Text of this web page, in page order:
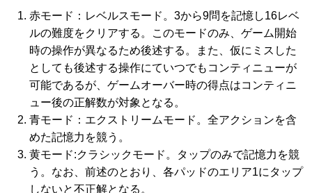
赤モード：レベルスモード。3から9問を記憶し16レベ
ルの難度をクリアする。このモードのみ、ゲーム開始
時の操作が異なるため後述する。また、仮にミスした
としても後述する操作にていつでもコンティニューが
可能であるが、ゲームオーバー時の得点はコンティニ
ュー後の正解数が対象となる。
青モード：エクストリームモード。全アクションを含
めた記憶力を競う。
黄モード:クラシックモード。タップのみで記憶力を競
う。なお、前述のとおり、各パッドのエリア1にタップ
しないと不正解となる。